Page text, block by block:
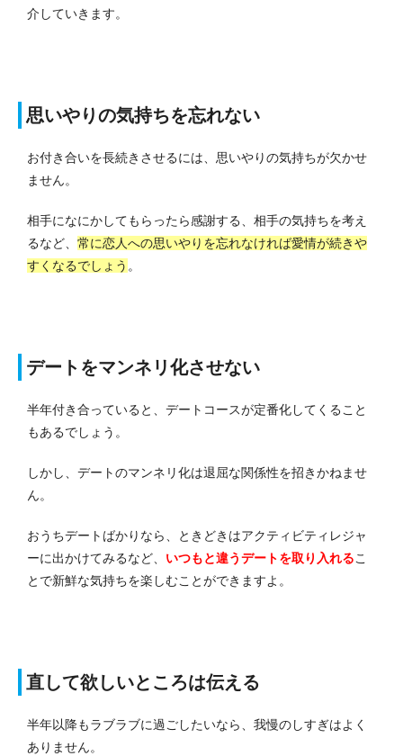
介していきます。
思いやりの気持ちを忘れない
お付き合いを長続きさせるには、思いやりの気持ちが欠かせ
ません。
相手になにかしてもらったら感謝する、相手の気持ちを考え
るなど、 常に恋人への思いやりを忘れなければ愛情が続きや
すくなるでしょう 。
デートをマンネリ化させない
半年付き合っていると、デートコースが定番化してくること
もあるでしょう。
しかし、デートのマンネリ化は退屈な関係性を招きかねませ
ん。
おうちデートばかりなら、ときどきはアクティビティレジャ
ーに出かけてみるなど、 いつもと違うデートを取り入れるこ
とで新鮮な気持ちを楽しむことができますよ。
直して欲しいところは伝える
半年以降もラブラブに過ごしたいなら、我慢のしすぎはよく
ありません。